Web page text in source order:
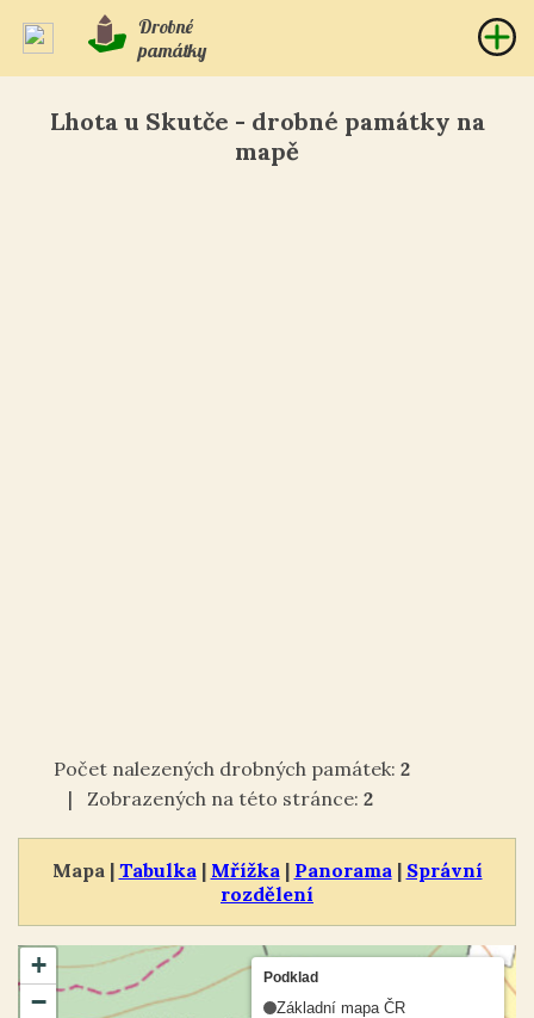
Drobné
památky
Lhota u Skutče - drobné památky na
mapě
Počet nalezených drobných památek: 2
| Zobrazených na této stránce: 2
Mapa | Tabulka | Mřížka | Panorama | Správní
rozdělení
+
−
Podklad
Základní mapa ČR